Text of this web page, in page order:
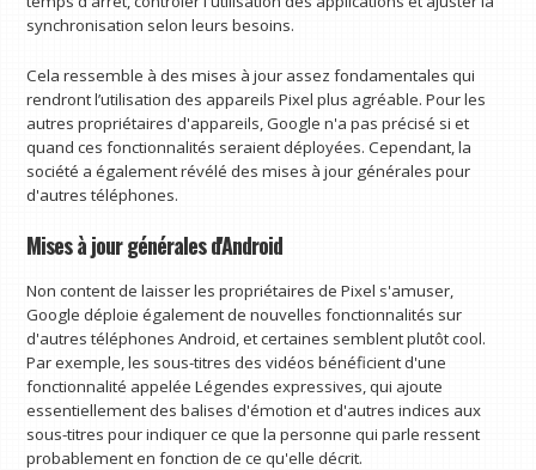
synchronisation selon leurs besoins.
Cela ressemble à des mises à jour assez fondamentales qui
rendront l’utilisation des appareils Pixel plus agréable. Pour les
autres propriétaires d'appareils, Google n'a pas précisé si et
quand ces fonctionnalités seraient déployées. Cependant, la
société a également révélé des mises à jour générales pour
d'autres téléphones.
Mises à jour générales d'Android
Non content de laisser les propriétaires de Pixel s'amuser,
Google déploie également de nouvelles fonctionnalités sur
d'autres téléphones Android, et certaines semblent plutôt cool.
Par exemple, les sous-titres des vidéos bénéficient d'une
fonctionnalité appelée Légendes expressives, qui ajoute
essentiellement des balises d'émotion et d'autres indices aux
sous-titres pour indiquer ce que la personne qui parle ressent
probablement en fonction de ce qu'elle décrit.